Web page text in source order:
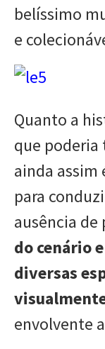
belíssimo
e
Quanto a
que poderia
ainda
para
ausência de
do cenário
diversas
envolvente